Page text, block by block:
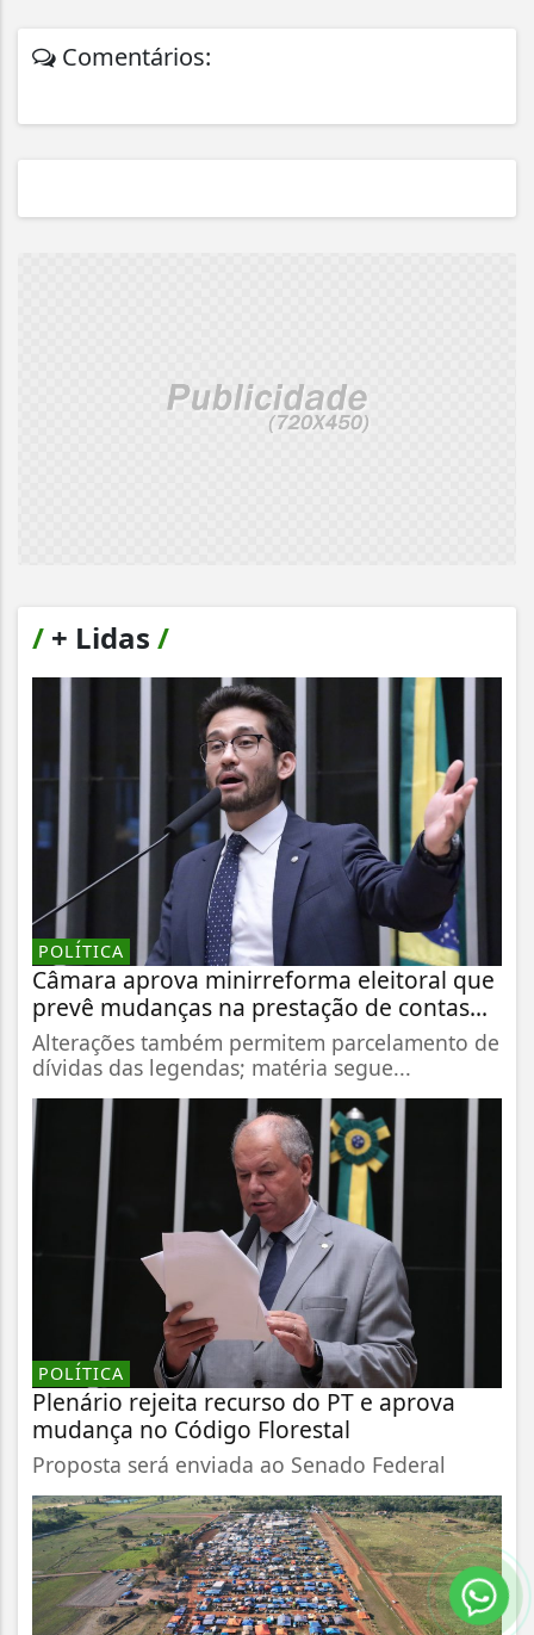
Comentários:
/ + Lidas /
POLÍTICA
Câmara aprova minirreforma eleitoral que
prevê mudanças na prestação de contas...
Alterações também permitem parcelamento de
dívidas das legendas; matéria segue...
POLÍTICA
Plenário rejeita recurso do PT e aprova
mudança no Código Florestal
Proposta será enviada ao Senado Federal